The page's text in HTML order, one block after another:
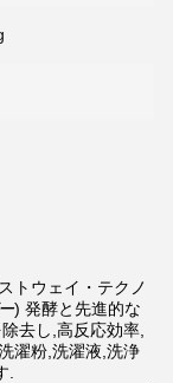
トウェイ・テクノ
) 発酵と先進的な
去し,高反応効率,
濯粉,洗濯液,洗浄
.